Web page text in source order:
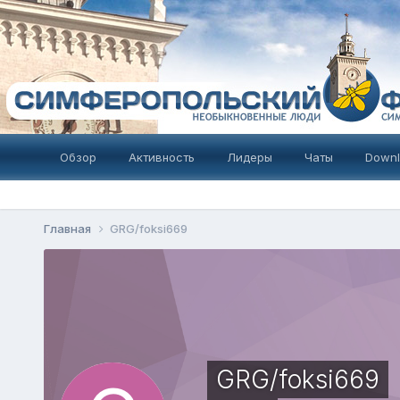
Обзор Активность Лидеры Чаты
Главная GRG/foksi669
GRG/foksi669